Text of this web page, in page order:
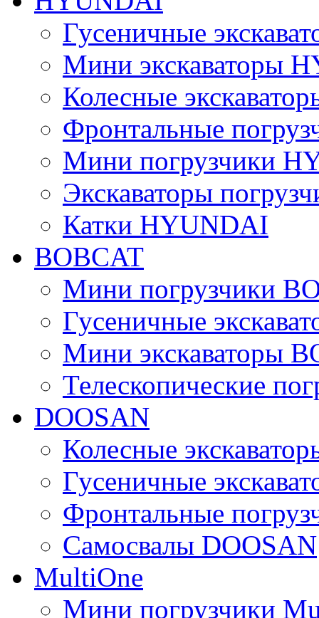
Гусеничные
Мини экскаваторы
Колесные
Фронтальные
Мини погрузчики
Экскаваторы
Катки HYUNDAI
BOBCAT
Мини погрузчики
Гусеничные
Мини экскаваторы
Телескопические
DOOSAN
Колесные
Гусеничные
Фронтальные
Самосвалы DOOSAN
MultiOne
Мини погрузчики